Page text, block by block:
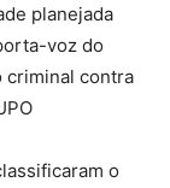
planejada
voz do
criminal contra
o